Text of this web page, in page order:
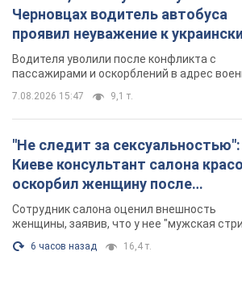
Черновцах водитель автобуса
проявил неуважение к
военным и поплатился за это.
Видео
Водителя уволили после конфликта с
пассажирами и оскорблений в адрес
7.08.2026 15:47 9,1 т.
"Не следит за
Киеве консультант салона
оскорбил женщину после
химиотерапии, разгорелся
Фото
Сотрудник салона оценил внешность
женщины, заявив, что у нее "мужская
6 часов назад 16,4 т.